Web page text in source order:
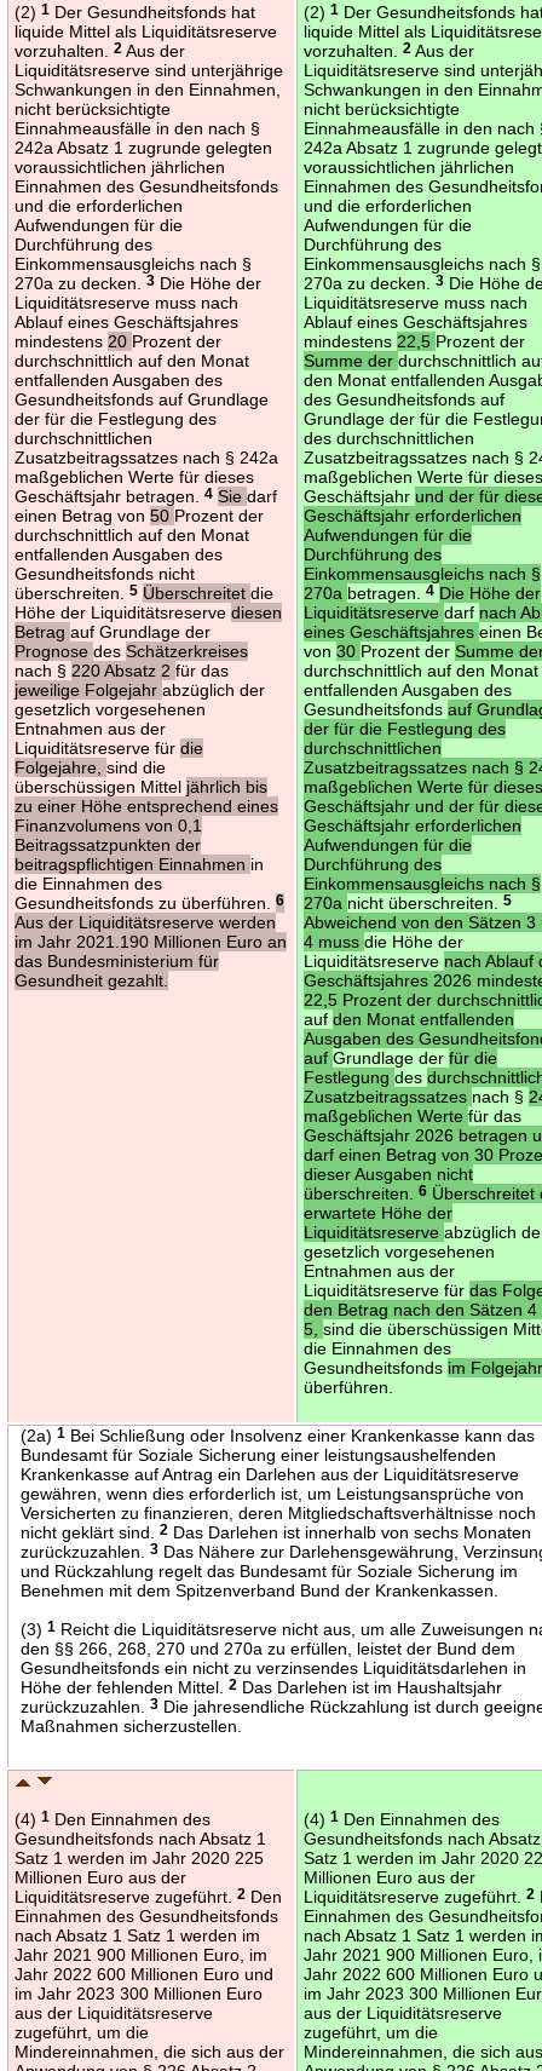
(2)1 Der Gesundheitsfonds hat
liquide Mittel als Liquiditätsreserve
vorzuhalten.2 Aus der
Liquiditätsreserve sind unterjährige
Schwankungen in den Einnahmen,
nicht berücksichtigte
Einnahmeausfälle in den nach §
242a Absatz 1 zugrunde gelegten
voraussichtlichen jährlichen
Einnahmen des Gesundheitsfonds
und die erforderlichen
Aufwendungen für die
Durchführung des
Einkommensausgleichs nach §
270a zu decken.3 Die Höhe der
Liquiditätsreserve muss nach
Ablauf eines Geschäftsjahres
mindestens 20 Prozent der
durchschnittlich auf den Monat
entfallenden Ausgaben des
Gesundheitsfonds auf Grundlage
der für die Festlegung des
durchschnittlichen
Zusatzbeitragssatzes nach § 242a
maßgeblichen Werte für dieses
Geschäftsjahr betragen.4 Siedarf
einen Betrag von50 Prozent der
durchschnittlich auf den Monat
entfallenden Ausgaben des
Gesundheitsfonds nicht
überschreiten.5 Überschreitetdie
Höhe der Liquiditätsreservediesen
Betragauf Grundlage der
PrognosedesSchätzerkreises
nach § 220 Absatz 2für das
jeweilige Folgejahrabzüglich der
gesetzlich vorgesehenen
Entnahmen aus der
Liquiditätsreserve fürdie
Folgejahre,sind die
überschüssigen Mittel jährlich bis
zu einer Höhe entsprechend eines
Finanzvolumens von 0,1
Beitragssatzpunkten der
beitragspflichtigen Einnahmen in
die Einnahmen des
Gesundheitsfonds zu überführen.6
Aus der Liquiditätsreserve werden
im Jahr 2021.190 Millionen Euro an
das Bundesministerium für
Gesundheit gezahlt.
(2)1 Der Gesundheitsfonds
liquide Mittel als
vorzuhalten.2 Aus der
Liquiditätsreserve sind
Schwankungen in den
nicht berücksichtigte
Einnahmeausfälle in den nach
242a Absatz 1 zugrunde
voraussichtlichen jährlichen
Einnahmen des
und die erforderlichen
Aufwendungen für die
Durchführung des
Einkommensausgleichs nach §
270a zu decken.3 Die Höhe
Liquiditätsreserve muss nach
Ablauf eines Geschäftsjahres
mindestens 22,5 Prozent der
Summe derdurchschnittlich
den Monat entfallenden
des Gesundheitsfonds auf
Grundlage der für die
des durchschnittlichen
Zusatzbeitragssatzes nach §
maßgeblichen Werte für
Geschäftsjahr und der für
Geschäftsjahr erforderlichen
Aufwendungen für die
Durchführung des
Einkommensausgleichs nach §
270a betragen.4 Die Höhe der
Liquiditätsreservedarf nach
eines Geschäftsjahreseinen
von30 Prozent derSumme
durchschnittlich auf den Monat
entfallenden Ausgaben des
Gesundheitsfondsauf
der für die Festlegung des
durchschnittlichen
Zusatzbeitragssatzes nach §
maßgeblichen Werte für
Geschäftsjahr und der für
Geschäftsjahr erforderlichen
Aufwendungen für die
Durchführung des
Einkommensausgleichs nach §
270a nicht überschreiten.5
Abweichend von den Sätzen 3
4 mussdie Höhe der
Liquiditätsreserve nach Ablauf
Geschäftsjahres 2026
22,5 Prozent der
aufden Monat entfallenden
Ausgaben des
aufGrundlage derfür die
Festlegungdes
Zusatzbeitragssatzes nach §
maßgeblichen Wertefür das
Geschäftsjahr 2026 betragen
darf einen Betrag von 30
dieser Ausgaben nicht
überschreiten.6 Überschreitet
erwartete Höhe der
Liquiditätsreserveabzüglich
gesetzlich vorgesehenen
Entnahmen aus der
Liquiditätsreserve fürdas
den Betrag nach den Sätzen 4
5,sind die überschüssigen
die Einnahmen des
Gesundheitsfonds im
überführen.
(2a)1 Bei Schließung oder Insolvenz einer Krankenkasse kann das
Bundesamt für Soziale Sicherung einer leistungsaushelfenden
Krankenkasse auf Antrag ein Darlehen aus der Liquiditätsreserve
gewähren, wenn dies erforderlich ist, um Leistungsansprüche von
Versicherten zu finanzieren, deren Mitgliedschaftsverhältnisse noch
nicht geklärt sind.2 Das Darlehen ist innerhalb von sechs Monaten
zurückzuzahlen.3 Das Nähere zur Darlehensgewährung,
und Rückzahlung regelt das Bundesamt für Soziale Sicherung im
Benehmen mit dem Spitzenverband Bund der Krankenkassen.
(3)1 Reicht die Liquiditätsreserve nicht aus, um alle Zuweisungen
den §§ 266, 268, 270 und 270a zu erfüllen, leistet der Bund dem
Gesundheitsfonds ein nicht zu verzinsendes Liquiditätsdarlehen in
Höhe der fehlenden Mittel.2 Das Darlehen ist im Haushaltsjahr
zurückzuzahlen.3 Die jahresendliche Rückzahlung ist durch
Maßnahmen sicherzustellen.
(4)1 Den Einnahmen des
Gesundheitsfonds nach Absatz 1
Satz 1 werden im Jahr 2020 225
Millionen Euro aus der
Liquiditätsreserve zugeführt.2 Den
Einnahmen des Gesundheitsfonds
nach Absatz 1 Satz 1 werden im
Jahr 2021 900 Millionen Euro, im
Jahr 2022 600 Millionen Euro und
im Jahr 2023 300 Millionen Euro
aus der Liquiditätsreserve
zugeführt, um die
Mindereinnahmen, die sich aus der
(4)1 Den Einnahmen des
Gesundheitsfonds nach
Satz 1 werden im Jahr 2020
Millionen Euro aus der
Liquiditätsreserve zugeführt.2
Einnahmen des
nach Absatz 1 Satz 1 werden
Jahr 2021 900 Millionen Euro,
Jahr 2022 600 Millionen Euro
im Jahr 2023 300 Millionen
aus der Liquiditätsreserve
zugeführt, um die
Mindereinnahmen, die sich